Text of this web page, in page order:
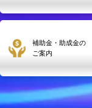
補助金・助成金の
ご案内